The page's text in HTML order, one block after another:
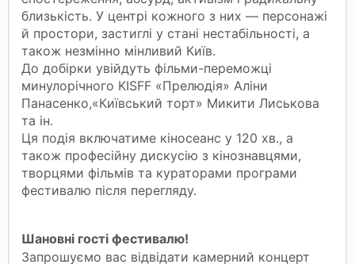
близькість. У центрі кожного з них — персонажі
й простори, застиглі у стані нестабільності, а
також незмінно мінливий Київ.
До добірки увійдуть фільми-переможці
минулорічного KISFF «Прелюдія» Аліни
Панасенко,«Київський торт» Микити Лиськова
та ін.
Ця подія включатиме кіносеанс у 120 хв., а
також професійну дискусію з кінознавцями,
творцями фільмів та кураторами програми
фестивалю після перегляду.
Шановні гості фестивалю!
Запрошуємо вас відвідати камерний концерт